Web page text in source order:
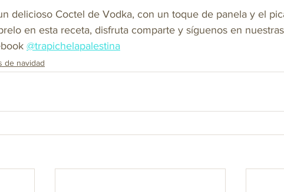
delicioso Coctel de Vodka, con un toque de panela y el
en esta receta, disfruta comparte y síguenos en
@trapichelapalestina
de navidad